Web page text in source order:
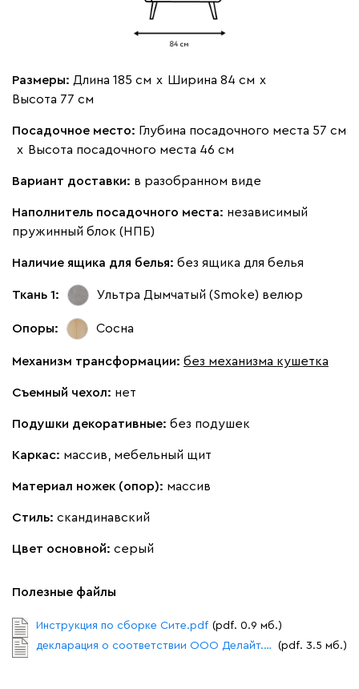
Размеры: Длина 185 см х Ширина 84 см х
Высота 77 см
Посадочное место: Глубина посадочного места 57 см
х Высота посадочного места 46 см
Вариант доставки: в разобранном виде
Наполнитель посадочного места: независимый
пружинный блок (НПБ)
Наличие ящика для белья: без ящика для белья
Ткань 1: Ультра Дымчатый (Smoke) велюр
Опоры: Сосна
Механизм трансформации: без механизма кушетка
Съемный чехол: нет
Подушки декоративные: без подушек
Каркас: массив, мебельный щит
Материал ножек (опор): массив
Стиль: скандинавский
Цвет основной: серый
Полезные файлы
Инструкция по сборке Сите.pdf (pdf. 0.9 мб.)
декларация о соответствии ООО Делайт.pdf
(pdf. 3.5 мб.)